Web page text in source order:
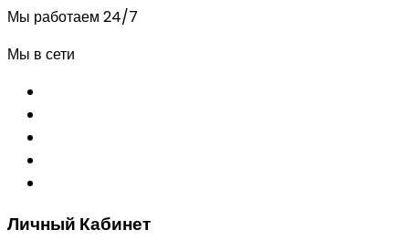
Мы работаем 24/7
Мы в сети
Личный Кабинет